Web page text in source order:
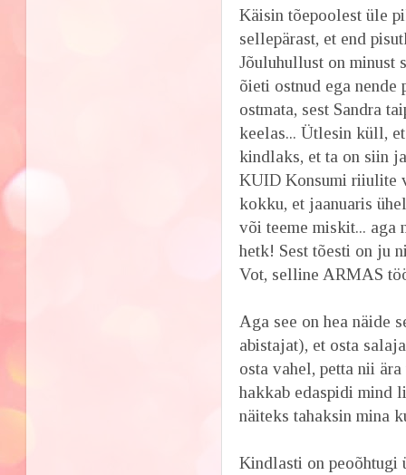
Käisin tõepoolest üle
sellepärast, et end
Jõuluhullust on minust
õieti ostnud ega
ostmata, sest Sandra
keelas... Ütlesin küll,
kindlaks, et ta on siin
KUID Konsumi riiulite
kokku, et jaanuaris
või teeme miskit... aga
hetk! Sest tõesti on ju
Vot, selline ARMAS
Aga see on hea näide
abistajat), et osta
osta vahel, petta nii
hakkab edaspidi mind
näiteks tahaksin mina
Kindlasti on peoõhtugi